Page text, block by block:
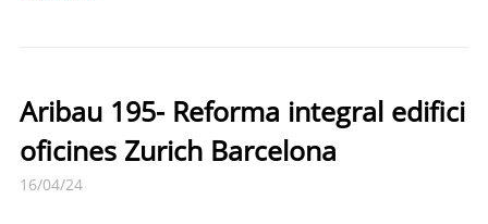
Aribau 195- Reforma integral edifici
oficines Zurich Barcelona
16/04/24